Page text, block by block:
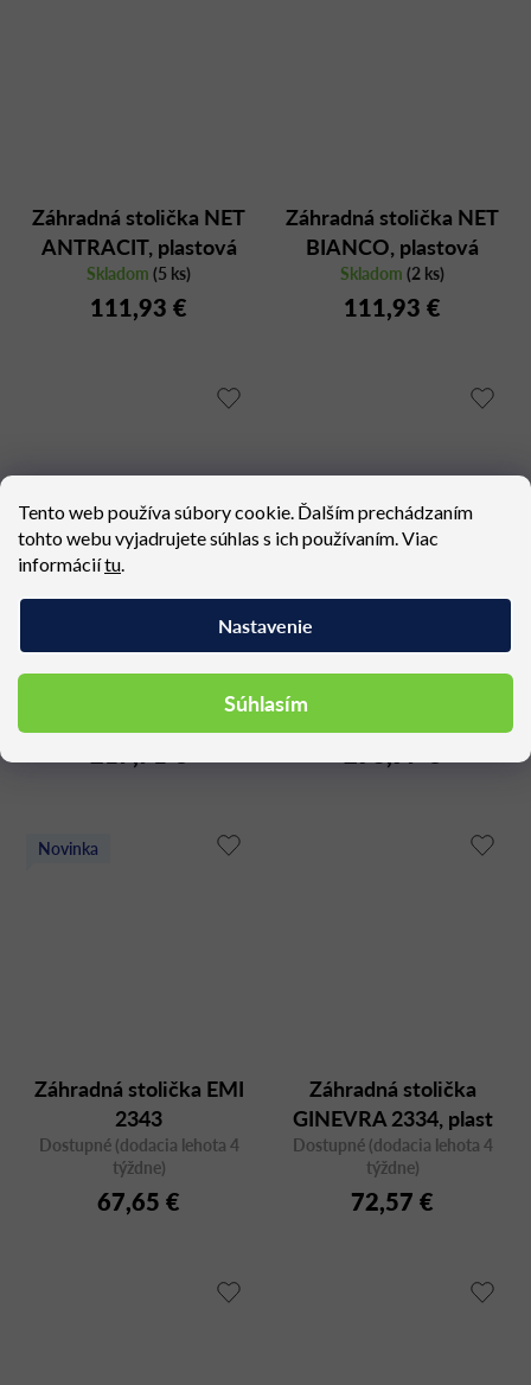
Tento web používa súbory cookie. Ďalším prechádzaním
tohto webu vyjadrujete súhlas s ich používaním. Viac
informáciítu.
Nastavenie
Súhlasím
Záhradná stolička NET
ANTRACIT, plastová
Skladom (5 ks)
111,93 €
Záhradná stolička NET
BIANCO, plastová
Skladom (2 ks)
111,93 €
Dostupné (dodacia lehota 4
Dostupné (dodacia lehota 12
Novinka
Záhradná stolička EMI
2343
Dostupné (dodacia lehota 4
týždne)
67,65 €
Záhradná stolička
GINEVRA 2334, plast
Dostupné (dodacia lehota 4
týždne)
72,57 €